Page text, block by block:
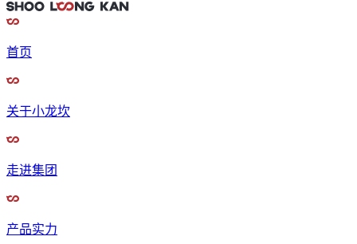
首页
关于小龙坎
走进集团
产品实力